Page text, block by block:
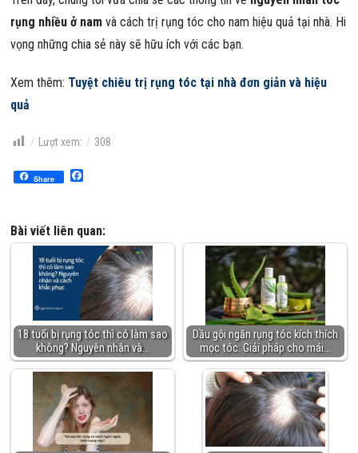
rụng nhiều ở nam và cách trị rụng tóc cho nam hiệu quả tại nhà. Hi
vọng những chia sẻ này sẽ hữu ích với các bạn.
Xem thêm: Tuyệt chiêu trị rụng tóc tại nhà đơn giản và hiệu
quả
Lượt xem: 308
Share
Bài viết liên quan:
18 tuổi bị rụng tóc thì có làm sao
không? Nguyên nhân và…
Dầu gội ngăn rụng tóc kích thích
mọc tóc: Giải pháp cho mái…